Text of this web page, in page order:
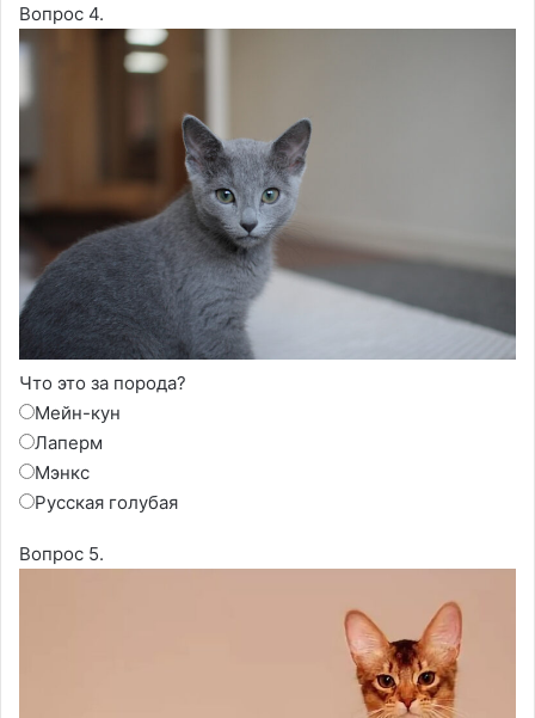
Вопрос 4.
Что это за порода?
Мейн-кун
Лаперм
Мэнкс
Русская голубая
Вопрос 5.